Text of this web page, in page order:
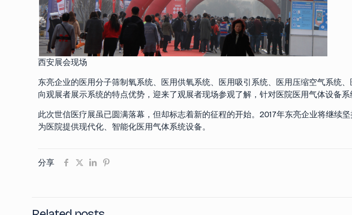
西安展会现场
东亮企业的医用分子筛制氧系统、医用供氧系统、医用吸引系统、医用压缩空气系统
向观展者展示系统的特点优势，迎来了观展者现场参观了解，针对医院医用气体设备
此次世信医疗展虽已圆满落幕，但却标志着新的征程的开始。2017年东亮企业将继续
为医院提供现代化、智能化医用气体系统设备。
分享